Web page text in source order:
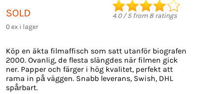
SOLD
0 ex i lager
4.0/5from 8 ratings
Köp en äkta filmaffisch som satt utanför biografen
2000. Ovanlig, de flesta slängdes när filmen gick
ner. Papper och färger i hög kvalitet, perfekt att
rama in på väggen. Snabb leverans, Swish, DHL
spårbart.